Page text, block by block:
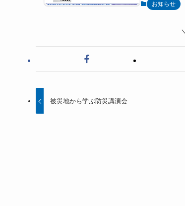
お知らせ
被災地から学ぶ防災講演会